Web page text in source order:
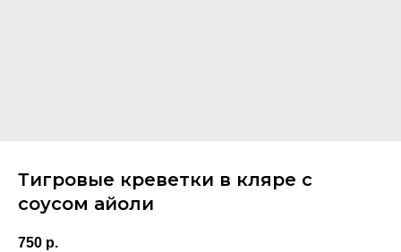
Тигровые креветки в кляре с
соусом айоли
750 р.